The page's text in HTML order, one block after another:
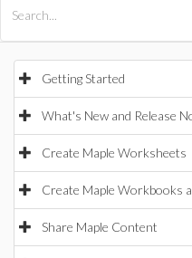
Getting Started
What's New and Release
Create Maple Worksheets
Create Maple Workbooks
Share Maple Content